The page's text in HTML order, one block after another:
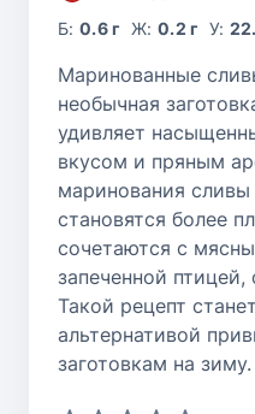
Б:0.6 г Ж: 0.2 г У:
Маринованные
необычная
удивляет
вкусом и пряным
маринования
становятся более
сочетаются с
запеченной
Такой рецепт
альтернативой
заготовкам на зиму.